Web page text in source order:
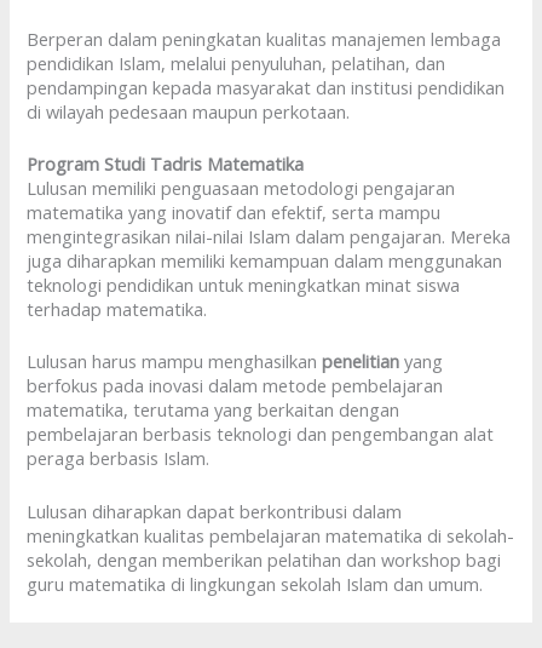
Berperan dalam peningkatan kualitas manajemen lembaga
pendidikan Islam, melalui penyuluhan, pelatihan, dan
pendampingan kepada masyarakat dan institusi pendidikan
di wilayah pedesaan maupun perkotaan.
Program Studi Tadris Matematika
Lulusan memiliki penguasaan metodologi pengajaran
matematika yang inovatif dan efektif, serta mampu
mengintegrasikan nilai-nilai Islam dalam pengajaran. Mereka
juga diharapkan memiliki kemampuan dalam menggunakan
teknologi pendidikan untuk meningkatkan minat siswa
terhadap matematika.
Lulusan harus mampu menghasilkanpenelitian yang
berfokus pada inovasi dalam metode pembelajaran
matematika, terutama yang berkaitan dengan
pembelajaran berbasis teknologi dan pengembangan alat
peraga berbasis Islam.
Lulusan diharapkan dapat berkontribusi dalam
meningkatkan kualitas pembelajaran matematika di sekolah-
sekolah, dengan memberikan pelatihan dan workshop bagi
guru matematika di lingkungan sekolah Islam dan umum.